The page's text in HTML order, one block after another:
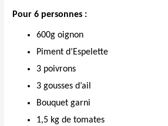
Pour 6 personnes :
600g oignon
Piment d’Espelette
3 poivrons
3 gousses d’ail
Bouquet garni
1,5 kg de tomates